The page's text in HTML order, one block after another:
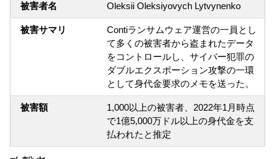
被害者名 Oleksii Oleksiyovych Lytvynenko
被害サマリ
Contiランサムウェア運営の一員とし
て多くの被害者から盗まれたデータ
をコントロールし、サイバー犯罪の
ダブルエクスポーション攻撃の一環
として身代金要求のメモを送った。
被害額
1,000以上の被害者、2022年1月時点
で1億5,000万ドル以上の身代金を支
払われたと推定